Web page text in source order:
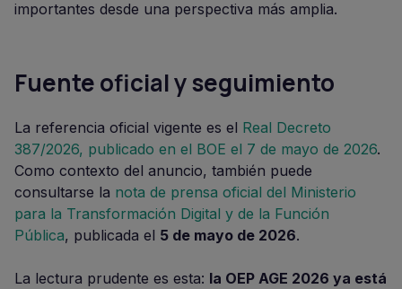
importantes desde una perspectiva más amplia.
Fuente oficial y seguimiento
La referencia oficial vigente es el Real Decreto
387/2026, publicado en el BOE el 7 de mayo de 2026.
Como contexto del anuncio, también puede
consultarse la nota de prensa oficial del Ministerio
para la Transformación Digital y de la Función
Pública, publicada el 5 de mayo de 2026.
La lectura prudente es esta: la OEP AGE 2026 ya está